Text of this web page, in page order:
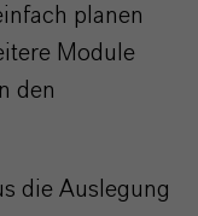
planen
Module
den
die Auslegung